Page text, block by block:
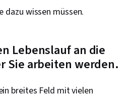
von Anomalien, Künstliche neuronale
dazu wissen müssen.
Lebenslauf an die
Sie arbeiten werden.
breites Feld mit vielen